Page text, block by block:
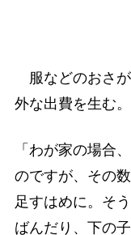
服などのおさ
外な出費を生む。
「わが家の場合
のですが、その
足すはめに。そ
ばんだり、下の